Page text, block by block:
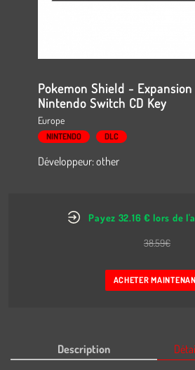
Pokemon Shield - Expansion
Nintendo Switch CD Key
Europe
NINTENDO DLC
Développeur: other
Payez 32.16 € lors de
38.59€
ACHETER
Description